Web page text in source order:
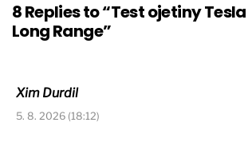
8 Replies to “Test ojetiny
Long Range”
Xim Durdil
5. 8. 2026 (18:12)